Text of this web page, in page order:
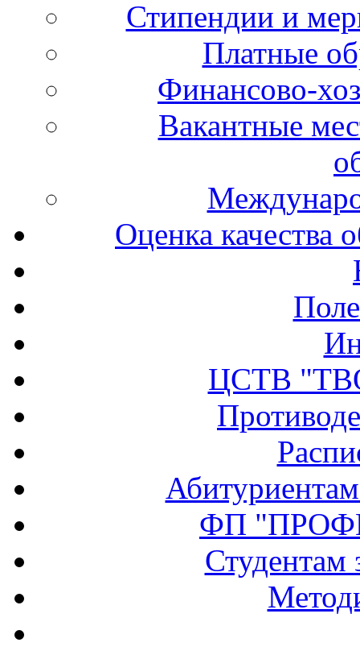
Стипендии и
Платные
Финансово-
Вакантные
Оценка качества
ЦСТВ
ФП
Студентам